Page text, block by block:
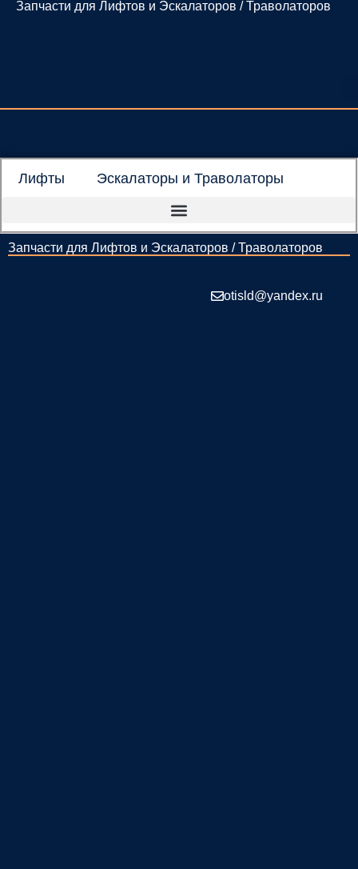
Перейти
Запчасти для Лифтов и Эскалаторов / Траволаторов
Лифты Эскалаторы и Траволаторы
Запчасти для Лифтов и Эскалаторов / Траволаторов
otisld@yandex.ru